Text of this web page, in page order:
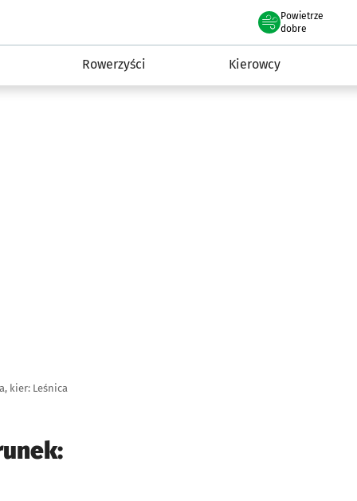
Powietrze
we Wrocławiu
dobre
Rowerzyści Kierowcy
kier: Leśnica